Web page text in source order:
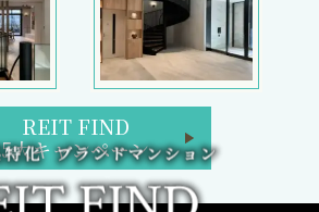
REIT FIND
5大キャンペーン